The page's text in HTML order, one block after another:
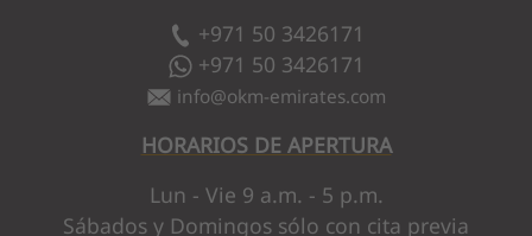
+971 50 3426171
+971 50 3426171
info@okm-emirates.com
HORARIOS DE APERTURA
Lun - Vie 9 a.m. - 5 p.m.
Sábados y Domingos sólo con cita previa